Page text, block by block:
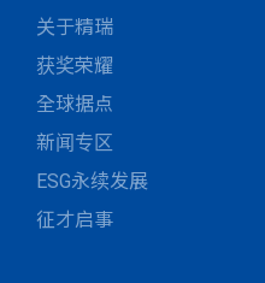
关于精瑞
获奖荣耀
全球据点
新闻专区
ESG永续发展
征才启事